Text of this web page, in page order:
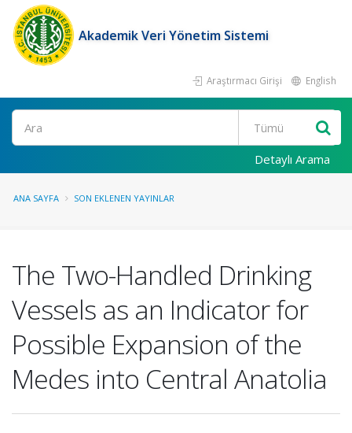
Akademik Veri Yönetim Sistemi
Araştırmacı Girişi English
Ara
Detaylı Arama
ANA SAYFA SON EKLENEN YAYINLAR
The Two-Handled Drinking
Vessels as an Indicator for
Possible Expansion of the
Medes into Central Anatolia